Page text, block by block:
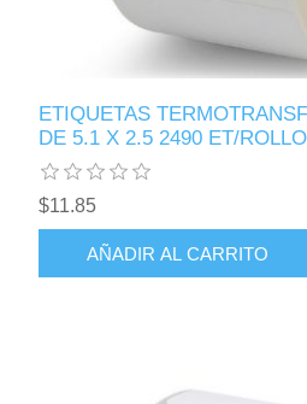
ETIQUETAS
DE 5.1 X 2.5 2490 ET/ROLLO
$11.85
AÑADIR AL CARRITO